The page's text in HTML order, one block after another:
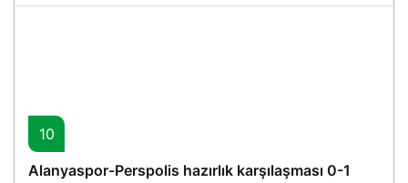
10
Alanyaspor-Perspolis hazırlık karşılaşması 0-1